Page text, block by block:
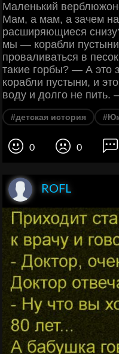
Маленький
Мам, а мам, а зачем
расширяющиеся
мы — корабли
проваливаться в
такие горбы? — А это
корабли пустыни, и
воду и долго не
#детская история
0 0
ROFL